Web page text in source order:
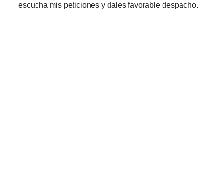
escucha mis peticiones y dales favorable despacho.